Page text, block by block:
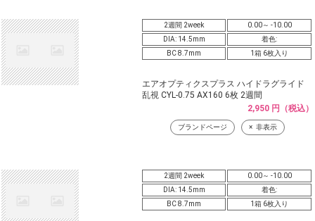
2週間 2week
0.00～ -10.00
DIA: 14.5mm
着色:
BC 8.7mm
1箱 6枚入り
エアオプティクスプラス ハイドラグライド
乱視 CYL-0.75 AX160 6枚 2週間
2,950 円（税込）
ブランドページ 非表示
2週間 2week
0.00～ -10.00
DIA: 14.5mm
着色:
BC 8.7mm
1箱 6枚入り